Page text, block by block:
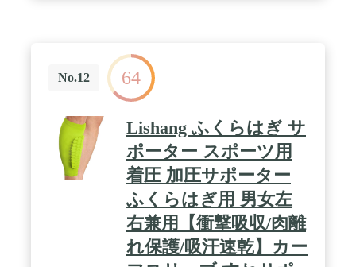
No.12 64
Lishang ふくらはぎ サ
ポーター スポーツ用
着圧 加圧サポーター
ふくらはぎ用 男女左
右兼用【衝撃吸収/肉離
れ保護/吸汗速乾】カー